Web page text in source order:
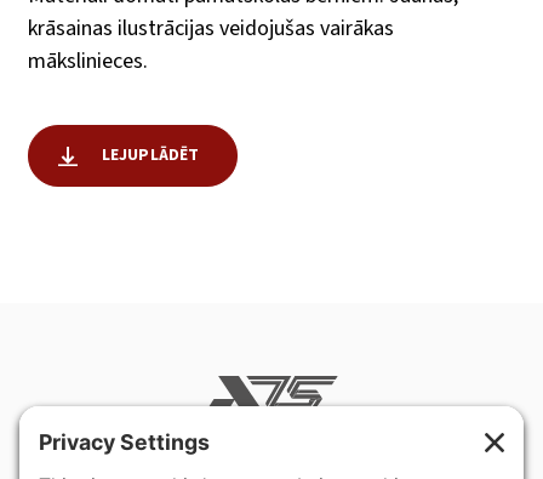
krāsainas ilustrācijas veidojušas vairākas
mākslinieces.
LEJUPLĀDĒT